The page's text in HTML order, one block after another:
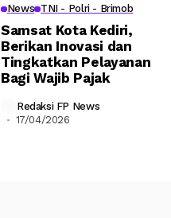
News TNI - Polri - Brimob
Samsat Kota Kediri,
Berikan Inovasi dan
Tingkatkan Pelayanan
Bagi Wajib Pajak
Redaksi FP News
17/04/2026